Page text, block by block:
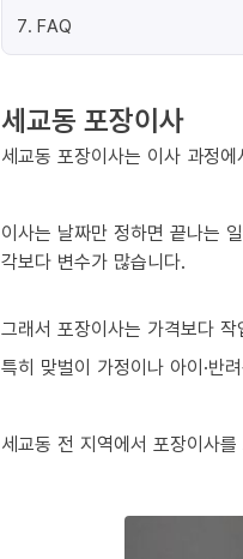
7. FAQ
세교동 포장이사
세교동 포장이사는 이사 과정
이사는 날짜만 정하면 끝나는
각보다 변수가 많습니다.
그래서 포장이사는 가격보다 작
특히 맞벌이 가정이나 아이·반
세교동 전 지역에서 포장이사